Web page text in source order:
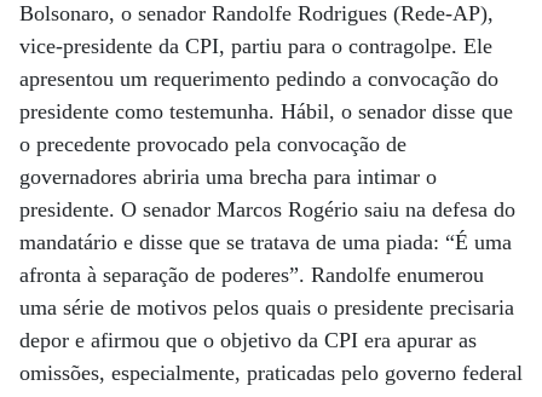
Bolsonaro, o senador Randolfe Rodrigues (Rede-AP),
vice-presidente da CPI, partiu para o contragolpe. Ele
apresentou um requerimento pedindo a convocação do
presidente como testemunha. Hábil, o senador disse que
o precedente provocado pela convocação de
governadores abriria uma brecha para intimar o
presidente. O senador Marcos Rogério saiu na defesa do
mandatário e disse que se tratava de uma piada: “É uma
afronta à separação de poderes”. Randolfe enumerou
uma série de motivos pelos quais o presidente precisaria
depor e afirmou que o objetivo da CPI era apurar as
omissões, especialmente, praticadas pelo governo federal